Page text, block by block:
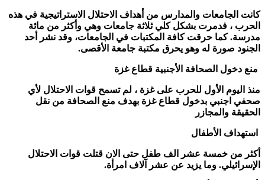
كانت الجامعات والمدارس من أهداف الاحتلال الاستراتيجية في هذه
الحرب ، فدمرت بشكل كلي ثلاثة جامعات وهي وأكثر من مائة
مدرسة. كما حرقت كافة المكتبات في الجامعات، وقد نشر أحد
الجنود صورة له وهو يحرق مكتبة جامعة الأقصى.
منع دخول الصحافة الأجنبية قطاع غزة
منذ اليوم الأول للحرب على غزة ، لم تسمح قوات الاحتلال لأي
صحفي اجنبي بدخول قطاع غزة بهدف منع الصحافة من نقل
الحقيقة والمجازر
استهداف الأطفال
أكثر من خمسة عشر الف طفل حتى الان قتلت قوات الاحتلال
الإسرائيلي. وما يزيد عن عشر آلاف امرأة.